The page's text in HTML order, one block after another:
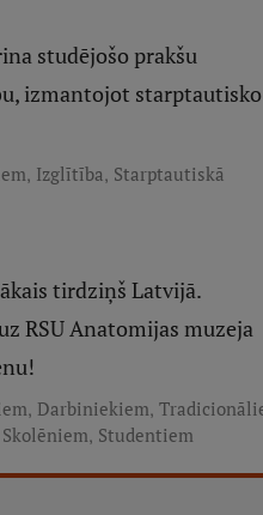
studējošo prakšu
izmantojot starptautisko
, Izglītība, Starptautiskā
tirdziņš Latvijā.
RSU Anatomijas muzeja
, Darbiniekiem,
Skolēniem, Studentiem